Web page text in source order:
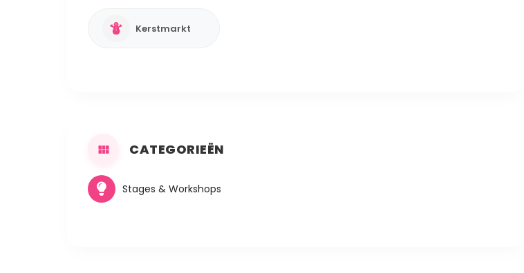
Kerstmarkt
CATEGORIEËN
Stages & Workshops